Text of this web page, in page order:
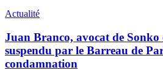
Actualité
Juan Branco, avocat de Sonko
suspendu par le Barreau de
condamnation